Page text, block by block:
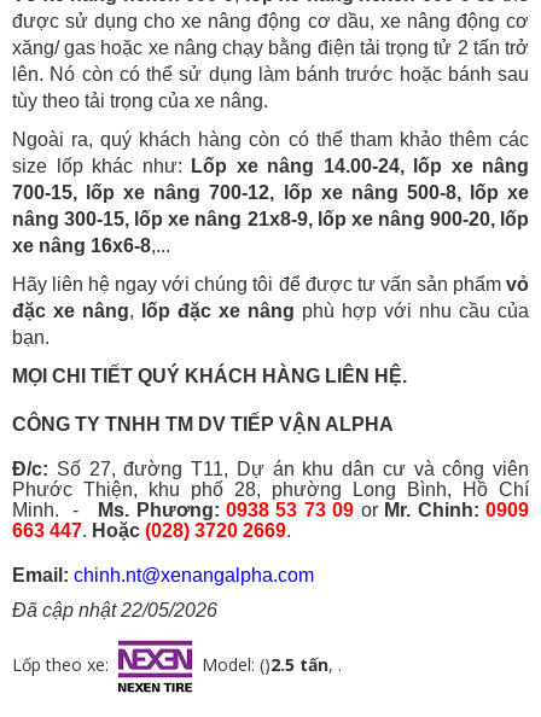
được sử dụng cho xe nâng động cơ dầu, xe nâng động cơ
xăng/ gas hoặc xe nâng chạy bằng điện tải trọng tử 2 tấn trở
lên. Nó còn có thể sử dụng làm bánh trước hoặc bánh sau
tùy theo tải trọng của xe nâng.
Ngoài ra, quý khách hàng còn có thể tham khảo thêm các
size lốp khác như:
Lốp xe nâng 14.00-24, lốp xe nâng
700-15, lốp xe nâng 700-12, lốp xe nâng 500-8, lốp xe
nâng 300-15, lốp xe nâng 21x8-9, lốp xe nâng 900-20, lốp
xe nâng 16x6-8,...
Hãy liên hệ ngay với chúng tôi để được tư vấn sản phẩm vỏ
đặc xe nâng, lốp đặc xe nâng phù hợp với nhu cầu của
bạn.
MỌI CHI TIẾT QUÝ KHÁCH HÀNG LIÊN HỆ.
CÔNG TY TNHH TM DV TIẾP VẬN ALPHA
Đ/c: Số 27, đường T11, Dự án khu dân cư và công viên
Phước Thiện, khu phố 28, phường Long Bình, Hồ Chí
Minh. -
Ms. Phương: 0938 53 73 09 or Mr. Chinh: 0909
663 447. Hoặc (028) 3720 2669.
Email: chinh.nt@xenangalpha.com
Đã cập nhật 22/05/2026
Lốp theo xe: Model: ()2.5 tấn, .